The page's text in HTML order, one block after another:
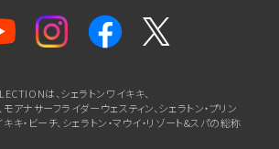
は、シェラトンワイキキ、
モアナサーフライダーウェスティン、シェラトン・プリン
キ・ビーチ、 シェラトン・マウイ・リゾート&スパの総称